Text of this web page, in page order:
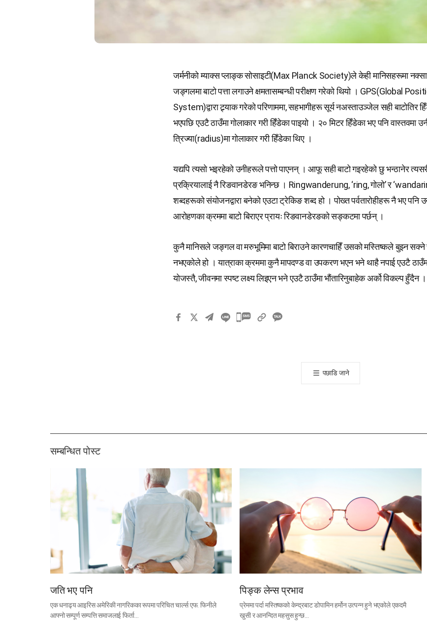
जर्मनीको म्याक्स प्लाङ्क सोसाइटी(Max Planck Society)ले केही मानिसहरूमा नक्सा
जङ्गलमा बाटो पत्ता लगाउने क्षमतासम्बन्धी परीक्षण गरेको थियो । GPS(Global
System)द्वारा ट्र्याक गरेको परिणाममा, सहभागीहरू सूर्य नअस्ताउञ्जेल सही बाटोतिर
भएपछि एउटै ठाउँमा गोलाकार गरी हिँडेका पाइयो । २० मिटर हिँडेका भए पनि वास्तवमा
त्रिज्या(radius)मा गोलाकार गरी हिँडेका थिए ।
यद्यपि त्यसो भइरहेको उनीहरूले पत्तो पाएनन् । आफू सही बाटो गइरहेको छु भन्ठानेर
प्रक्रियालाई नै रिङवानडेरङ भनिन्छ । Ringwanderung, ‘ring, गोलो’ र
शब्दहरूको संयोजनद्वारा बनेको एउटा ट्रेकिङ शब्द हो । पोख्त पर्वतारोहीहरू नै भए पनि
आरोहणका क्रममा बाटो बिराएर प्रायः रिङवानडेरङको सङ्कटमा पर्छन् ।
कुनै मानिसले जङ्गल वा मरुभूमिमा बाटो बिराउने कारणचाहिँ उसको मस्तिष्कले बुझ्न सक्ने
नभएकोले हो । यात्राका क्रममा कुनै मापदण्ड वा उपकरण भएन भने थाहै नपाई एउटै
योजस्तै, जीवनमा स्पष्ट लक्ष्य लिइएन भने एउटै ठाउँमा भौंतारिनुबाहेक अर्को विकल्प हुँदैन ।
카
पछाडि जाने
सम्बन्धित पोस्ट
जति भए पनि
एक धनाढ्य आइरिस अमेरिकी नागरिकका रूपमा परिचित चार्ल्स एफ. फिनीले
आफ्नो सम्पूर्ण सम्पत्ति समाजलाई फिर्ता…
पिङ्क लेन्स प्रभाव
प्रेममा पर्दा मस्तिष्कको केन्द्रबाट डोपामिन हर्मोन उत्पन्न हुने भएकोले एकदमै
खुसी र आनन्दित महसुस हुन्छ…